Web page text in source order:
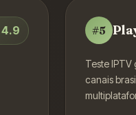
4.9 #5
Teste
canais